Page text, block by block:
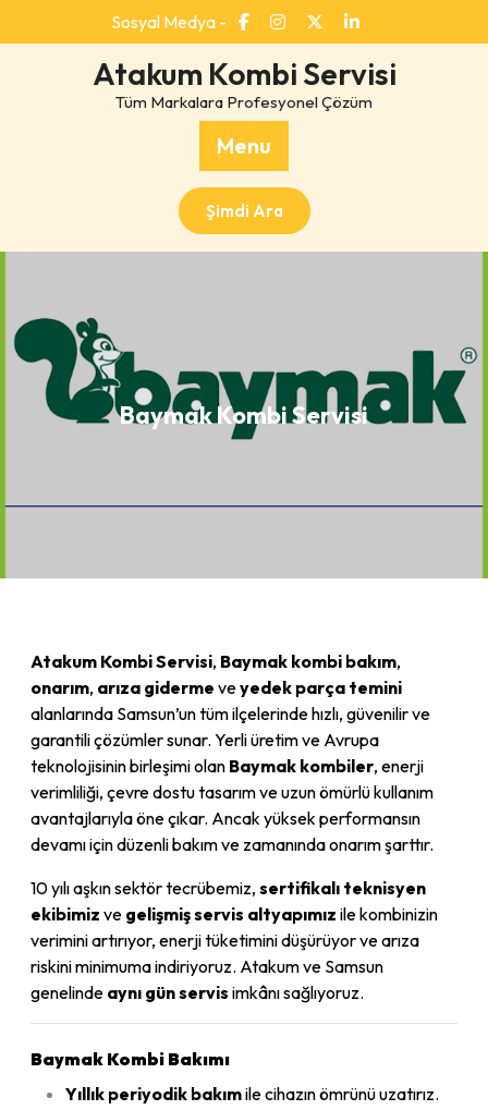
to
Sosyal Medya -
Atakum Kombi Servisi
Tüm Markalara Profesyonel Çözüm
Menu
Şimdi Ara
Baymak Kombi Servisi
Atakum Kombi Servisi, Baymak kombi bakım,
onarım, arıza giderme veyedek parça temini
alanlarında Samsun’un tüm ilçelerinde hızlı, güvenilir ve
garantili çözümler sunar. Yerli üretim ve Avrupa
teknolojisinin birleşimi olan Baymak kombiler, enerji
verimliliği, çevre dostu tasarım ve uzun ömürlü kullanım
avantajlarıyla öne çıkar. Ancak yüksek performansın
devamı için düzenli bakım ve zamanında onarım şarttır.
10 yılı aşkın sektör tecrübemiz, sertifikalı teknisyen
ekibimiz ve gelişmiş servis altyapımız ile kombinizin
verimini artırıyor, enerji tüketimini düşürüyor ve arıza
riskini minimuma indiriyoruz. Atakum ve Samsun
genelinde aynı gün servis imkânı sağlıyoruz.
Baymak Kombi Bakımı
Yıllık periyodik bakımile cihazın ömrünü uzatırız.